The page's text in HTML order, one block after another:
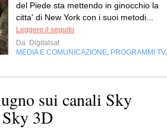
del Piede sta mettendo in ginocchio la
citta' di New York con i suoi metodi...
Leggere il seguito
Da Digitalsat
MEDIA E COMUNICAZIONE PROGRAMMI TV
sui canali Sky
3D